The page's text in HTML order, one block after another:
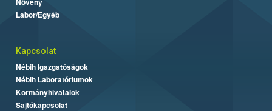
Labor/Egyéb
Kapcsolat
Nébih Igazgatóságok
Nébih Laboratóriumok
Kormányhivatalok
Sajtókapcsolat